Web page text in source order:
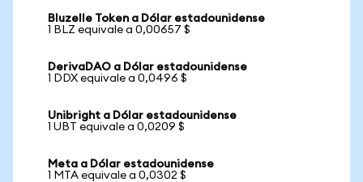
Bluzelle Token a Dólar estadounidense
1 BLZ equivale a 0,00657 $
DerivaDAO a Dólar estadounidense
1 DDX equivale a 0,0496 $
Unibright a Dólar estadounidense
1 UBT equivale a 0,0209 $
Meta a Dólar estadounidense
1 MTA equivale a 0,0302 $